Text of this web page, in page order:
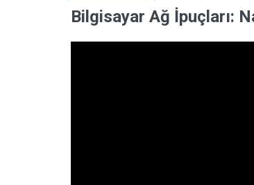
Bilgisayar Ağ İpuçları: